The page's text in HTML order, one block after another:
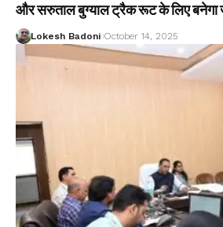
और सरुताल बुग्याल ट्रैक रूट के लिए बनेगा
Lokesh Badoni October 14, 2025